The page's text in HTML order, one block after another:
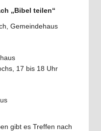
„Bibel teilen“
Gemeindehaus
17 bis 18 Uhr
gibt es Treffen nach